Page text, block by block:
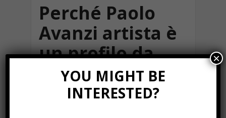
Perché Paolo
Avanzi artista è
un profilo da
osservare?
YOU MIGHT BE
INTERESTED?
×